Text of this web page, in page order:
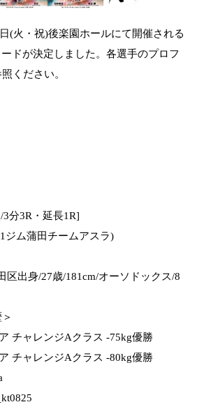
(火・祝)後楽園ホールにて開催される
ードが決定しました。各選手のプロフ
ください。
分3R・延長1R]
ジム蒲田チームアスラ)
区出身/27歳/181cm/オーソドックス/8
チャレンジAクラス -75kg優勝
チャレンジAクラス -80kg優勝